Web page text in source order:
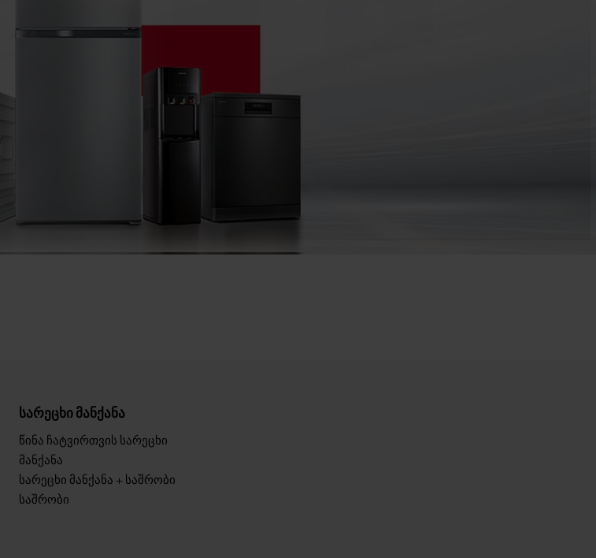
სარეცხი მანქანა
წინა ჩატვირთვის სარეცხი
მანქანა
სარეცხი მანქანა + საშრობი
საშრობი